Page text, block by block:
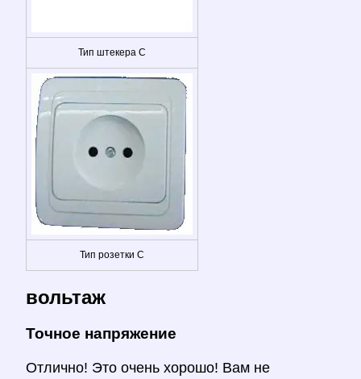
Тип штекера C
Тип розетки C
вольтаж
Точное напряжение
Отлично! Это очень хорошо! Вам не